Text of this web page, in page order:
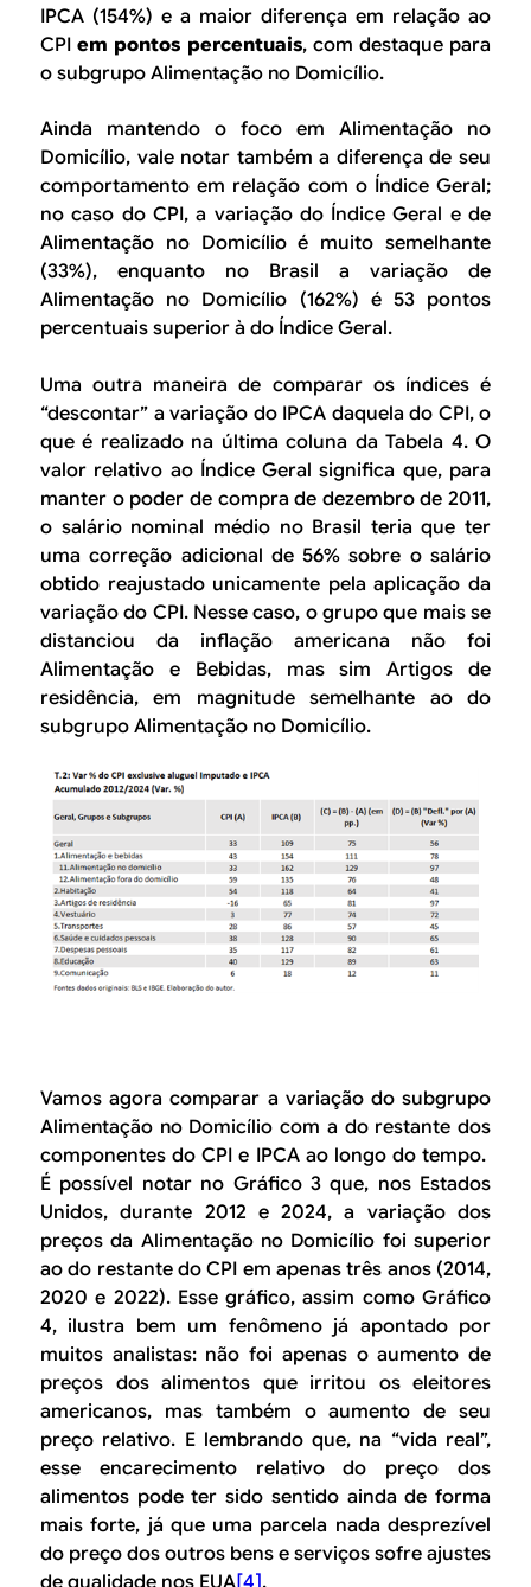
IPCA (154%) e a maior diferença em relação ao
CPIem pontos percentuais, com destaque para
o subgrupo Alimentação no Domicílio.
Ainda mantendo o foco em Alimentação no
Domicílio, vale notar também a diferença de seu
comportamento em relação com o Índice Geral;
no caso do CPI, a variação do Índice Geral e de
Alimentação no Domicílioé muito semelhante
(33%), enquanto no Brasil a variação de
Alimentação no Domicílio (162%) é 53 pontos
percentuais superior à do Índice Geral.
Uma outra maneira de comparar os índices é
“descontar” a variação do IPCA daquela do CPI, o
que é realizado na última coluna da Tabela 4. O
valor relativo ao Índice Geral significa que, para
manter o poder de compra de dezembro de 2011,
o salário nominal médio no Brasil teria que ter
uma correção adicional de 56% sobre o salário
obtido reajustado unicamente pela aplicação da
variação do CPI. Nesse caso, o grupo que mais se
distanciou da inflação americana não foi
Alimentação e Bebidas, mas simArtigos de
residência, em magnitude semelhante ao do
subgrupo Alimentação no Domicílio.
Vamos agora comparar a variação do subgrupo
Alimentação no Domicílio com a do restante dos
componentes do CPI e IPCA ao longo do tempo.
É possível notar no Gráfico 3 que, nos Estados
Unidos, durante 2012 e 2024, a variação dos
preços da Alimentação no Domicílio foi superior
ao do restante do CPI em apenas três anos (2014,
2020 e 2022). Esse gráfico, assim como Gráfico
4, ilustra bem um fenômeno já apontado por
muitos analistas: não foi apenas o aumento de
preços dos alimentos que irritou os eleitores
americanos, mas também o aumento de seu
preço relativo. E lembrando que, na “vida real”,
esse encarecimento relativo do preço dos
alimentos pode ter sido sentido ainda de forma
mais forte, já que uma parcela nada desprezível
do preço dos outros bens e serviços sofre ajustes